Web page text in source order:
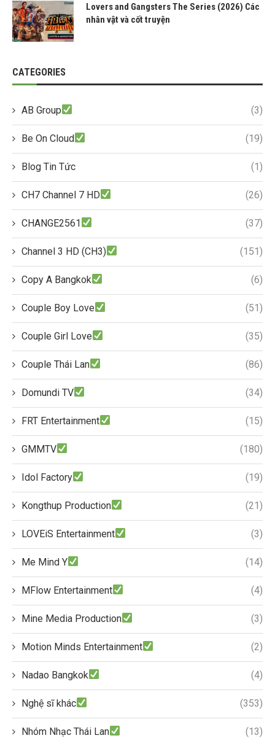
Lovers and Gangsters The Series (2026) Các
nhân vật và cốt truyện
CATEGORIES
AB Group (3)
Be On Cloud (19)
Blog Tin Tức (1)
CH7 Channel 7 HD (26)
CHANGE2561 (37)
Channel 3 HD (CH3) (151)
Copy A Bangkok (6)
Couple Boy Love (51)
Couple Girl Love (35)
Couple Thái Lan (86)
Domundi TV (34)
FRT Entertainment (15)
GMMTV (180)
Idol Factory (19)
Kongthup Production (21)
LOVEiS Entertainment (3)
Me Mind Y (14)
MFlow Entertainment (4)
Mine Media Production (3)
Motion Minds Entertainment (2)
Nadao Bangkok (4)
Nghệ sĩ khác (353)
Nhóm Nhạc Thái Lan (13)